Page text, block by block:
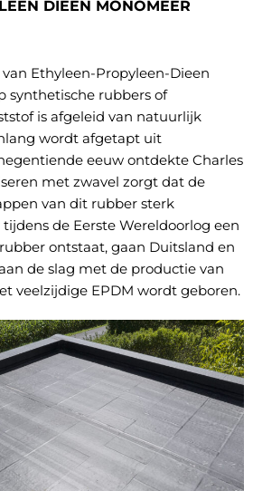
DIEEN MONOMEER
Ethyleen-Propyleen-Dieen
synthetische rubbers of
is afgeleid van natuurlijk
wordt afgetapt uit
eeuw ontdekte Charles
met zwavel zorgt dat de
van dit rubber sterk
de Eerste Wereldoorlog een
ontstaat, gaan Duitsland en
de slag met de productie van
veelzijdige EPDM wordt geboren.